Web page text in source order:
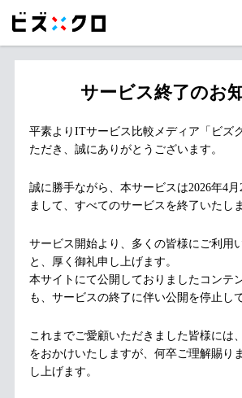
サービス終了のお
平素よりITサービス比較メディア「ビズ
ただき、誠にありがとうございます。
誠に勝手ながら、本サービスは2026年4
まして、すべてのサービスを終了いたし
サービス開始より、多くの皆様にご利用
と、厚く御礼申し上げます。
本サイトにて公開しておりましたコンテ
も、サービスの終了に伴い公開を停止し
これまでご愛顧いただきました皆様には
をおかけいたしますが、何卒ご理解賜り
し上げます。